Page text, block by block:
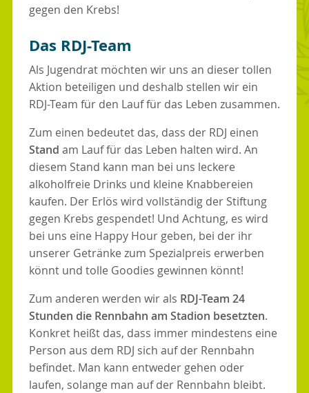
gegen den Krebs!
Das RDJ-Team
Als Jugendrat möchten wir uns an dieser tollen
Aktion beteiligen und deshalb stellen wir ein
RDJ-Team für den Lauf für das Leben zusammen.
Zum einen bedeutet das, dass der RDJ einen
Stand am Lauf für das Leben halten wird. An
diesem Stand kann man bei uns leckere
alkoholfreie Drinks und kleine Knabbereien
kaufen. Der Erlös wird vollständig der Stiftung
gegen Krebs gespendet! Und Achtung, es wird
bei uns eine Happy Hour geben, bei der ihr
unserer Getränke zum Spezialpreis erwerben
könnt und tolle Goodies gewinnen könnt!
Zum anderen werden wir als RDJ-Team 24
Stunden die Rennbahn am Stadion besetzten.
Konkret heißt das, dass immer mindestens eine
Person aus dem RDJ sich auf der Rennbahn
befindet. Man kann entweder gehen oder
laufen, solange man auf der Rennbahn bleibt.